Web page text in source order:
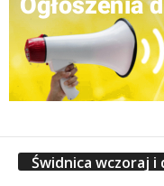
Świdnica wczoraj i